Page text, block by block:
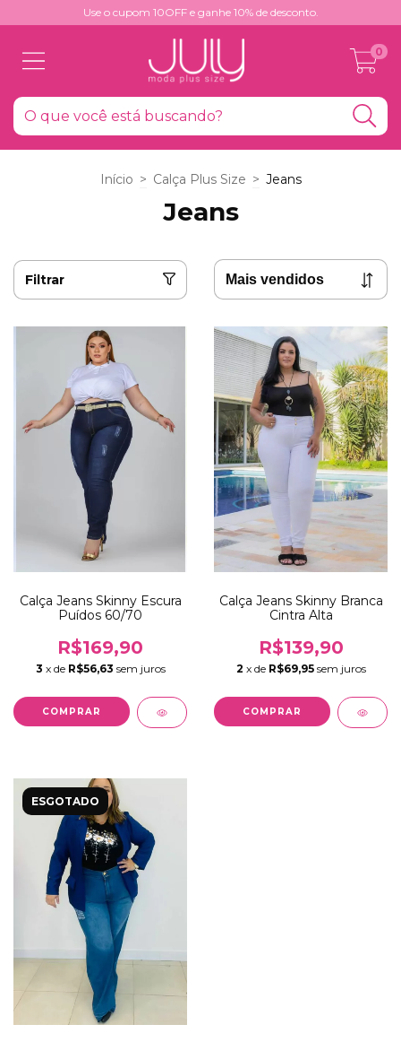
Use o cupom 10OFF e ganhe 10% de desconto.
0
Início > Calça Plus Size > Jeans
Jeans
Filtrar
Calça Jeans Skinny Escura
Puídos 60/70
R$169,90
3 x de R$56,63 sem juros
COMPRAR
Calça Jeans Skinny Branca
Cintra Alta
R$139,90
2 x de R$69,95 sem juros
COMPRAR
ESGOTADO